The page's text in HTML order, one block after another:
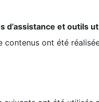
et outils
ont été